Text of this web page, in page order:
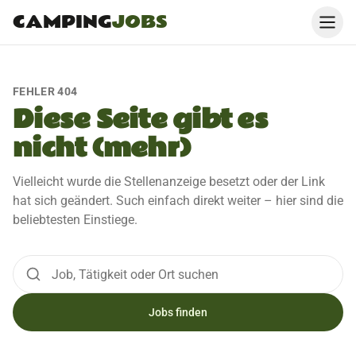
CAMPINGJOBS
FEHLER 404
Diese Seite gibt es
nicht (mehr)
Vielleicht wurde die Stellenanzeige besetzt oder der Link
hat sich geändert. Such einfach direkt weiter – hier sind die
beliebtesten Einstiege.
Jobs finden